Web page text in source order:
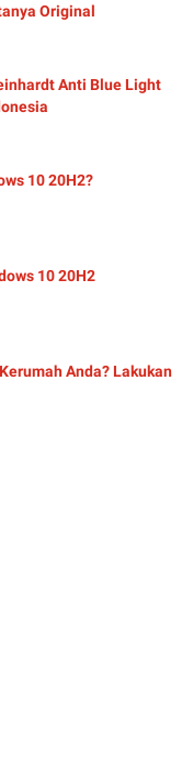
Original
Anti Blue Light
10 20H2?
10 20H2
Anda? Lakukan